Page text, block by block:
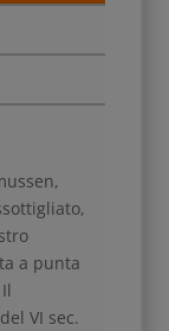
a punta
VI sec.